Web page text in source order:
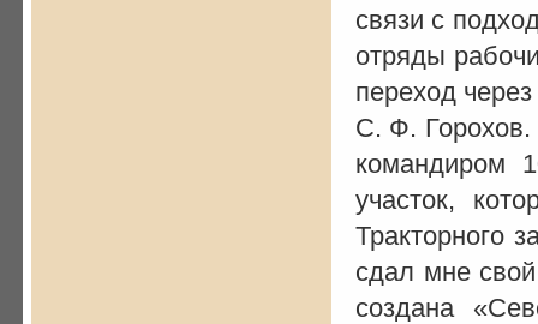
связи с
отряды
переход
С. Ф.
командиром
участок,
Тракторного
сдал мне
создана